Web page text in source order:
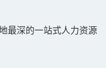
最深的一站式人力资源